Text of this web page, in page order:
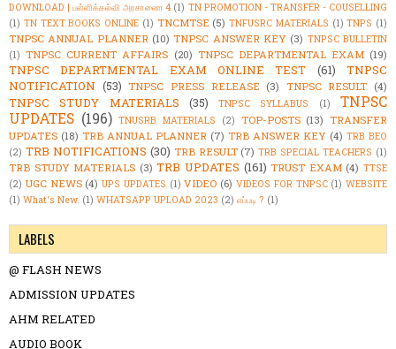
DOWNLOAD | பள்ளிக்கல்வி அரசாணை 4 (1) TN PROMOTION - TRANSFER - COUSELLING
(1) TN TEXT BOOKS ONLINE (1) TNCMTSE (5) TNFUSRC MATERIALS (1) TNPS (1)
TNPSC ANNUAL PLANNER (10) TNPSC ANSWER KEY (3) TNPSC BULLETIN
(1) TNPSC CURRENT AFFAIRS (20) TNPSC DEPARTMENTAL EXAM (19)
TNPSC DEPARTMENTAL EXAM ONLINE TEST (61)
TNPSC
NOTIFICATION (53) TNPSC PRESS RELEASE (3) TNPSC RESULT (4)
TNPSC STUDY MATERIALS (35) TNPSC SYLLABUS (1)
TNPSC
UPDATES (196) TNUSRB MATERIALS (2) TOP-POSTS (13) TRANSFER
UPDATES (18) TRB ANNUAL PLANNER (7) TRB ANSWER KEY (4) TRB BEO
(2) TRB NOTIFICATIONS (30) TRB RESULT (7) TRB SPECIAL TEACHERS (1)
TRB STUDY MATERIALS (3) TRB UPDATES (161) TRUST EXAM (4) TTSE
(2) UGC NEWS (4) UPS UPDATES (1) VIDEO (6) VIDEOS FOR TNPSC (1) WEBSITE
(1) What's New. (1) WHATSAPP UPLOAD 2023 (2) எப்படி ? (1)
LABELS
@ FLASH NEWS
ADMISSION UPDATES
AHM RELATED
AUDIO BOOK